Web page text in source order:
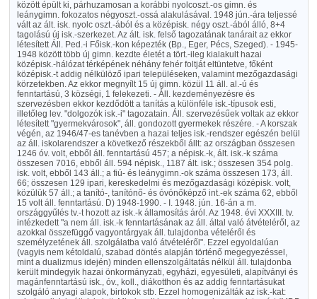
között épült ki, párhuzamosan a korábbi nyolcoszt.-os gimn. és
leánygimn. fokozatos négyoszt.-ossá alakulásával. 1948 jún.-ára teljessé
vált az ált. isk. nyolc oszt.-ából és a középisk. négy oszt.-ából álló, 8+4
tagolású új isk.-szerkezet. Az ált. isk. felső tagozatának tanárait az ekkor
létesített Áll. Ped.-i Főisk.-kon képezték (Bp., Eger, Pécs, Szeged). - 1945-
1948 között több új gimn. kezdte életét a tört.-ileg kialakult hazai
középisk.-hálózat térképének néhány fehér foltját eltüntetve, főként
középisk.-t addig nélkülöző ipari településeken, valamint mezőgazdasági
körzetekben. Az ekkor megnyílt 15 új gimn. közül 11 áll. al.-ú és
fenntartású, 3 községi, 1 felekezeti. - Áll. kezdeményezésre és
szervezésben ekkor kezdődött a tanítás a különféle isk.-típusok esti,
illetőleg lev. "dolgozók isk.-i" tagozatain. Áll. szervezésűek voltak az ekkor
létesített "gyermekvárosok", áll. gondozott gyermekek részére. - A korszak
végén, az 1946/47-es tanévben a hazai teljes isk.-rendszer egészén belül
az áll. iskolarendszer a következő részekből állt: az országban összesen
1246 óv. volt, ebből áll. fenntartású 457; a népisk.-k, ált. isk.-k száma
összesen 7016, ebből áll. 594 népisk., 1187 ált. isk.; összesen 354 polg.
isk. volt, ebből 143 áll.; a fiú- és leánygimn.-ok száma összesen 173, áll.
66; összesen 129 ipari, kereskedelmi és mezőgazdasági középisk. volt,
közülük 57 áll.; a tanító-, tanítónő- és óvónőképző int.-ek száma 62, ebből
15 volt áll. fenntartású. D) 1948-1990. - I. 1948. jún. 16-án a m.
országgyűlés tv.-t hozott az isk.-k államosítás áról. Az 1948. évi XXXIII. tv.
intézkedett "a nem áll. isk.-k fenntartásának az áll. által való átvételéről, az
azokkal összefüggő vagyontárgyak áll. tulajdonba vételéről és
személyzetének áll. szolgálatba való átvételéről". Ezzel egyoldalúan
(vagyis nem kétoldalú, szabad döntés alapján történő megegyezéssel,
mint a dualizmus idején) minden ellenszolgáltatás nélkül áll. tulajdonba
került mindegyik hazai önkormányzati, egyházi, egyesületi, alapítványi és
magánfenntartású isk., óv., koll., diákotthon és az addig fenntartásukat
szolgáló anyagi alapok, birtokok stb. Ezzel homogenizálták az isk.-kat: